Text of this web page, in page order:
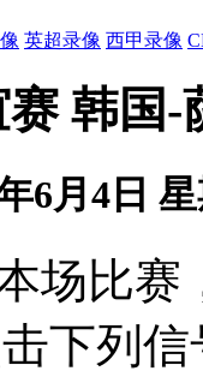
英超录像 西甲录像
韩国-
6月4日
场比
下列信